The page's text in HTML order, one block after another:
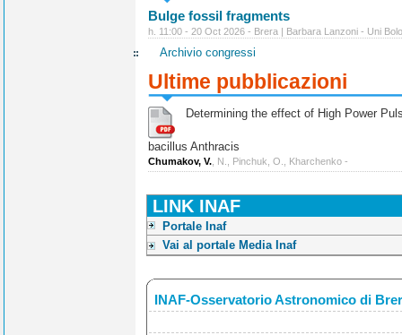
Bulge fossil fragments
h. 11:00 - 20 Oct 2026 - Brera | Barbara Lanzoni - Uni
Archivio congressi
Ultime pubblicazioni
Determining the effect of High Power
bacillus Anthracis
Chumakov, V. , N., Pinchuk, O., Kharchenko -
LINK INAF
Portale Inaf
Vai al portale Media Inaf
INAF-Osservatorio Astronomico di